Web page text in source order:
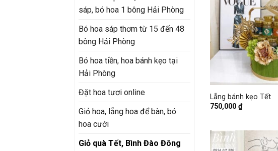
sáp, bó hoa 1 bông Hải Phòng
Bó hoa sáp thơm từ 15 đến 48
bông Hải Phòng
Bó hoa tiền, hoa bánh kẹo tại
Hải Phòng
Đặt hoa tươi online
Giỏ hoa, lẵng hoa để bàn, bó
hoa cưới
Giỏ quà Tết, Bình Đào Đông
Lẵng bánh kẹo Tết
750,000 ₫